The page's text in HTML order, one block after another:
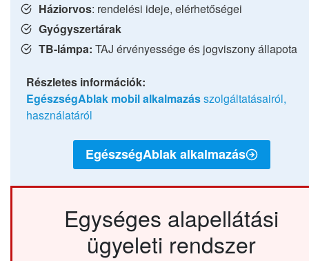
Háziorvos: rendelési ideje, elérhetőségei
Gyógyszertárak
TB-lámpa: TAJ érvényessége és jogviszony állapota
Részletes információk:
EgészségAblak mobil alkalmazásszolgáltatásairól,
használatáról
EgészségAblak alkalmazás
Egységes alapellátási
ügyeleti rendszer